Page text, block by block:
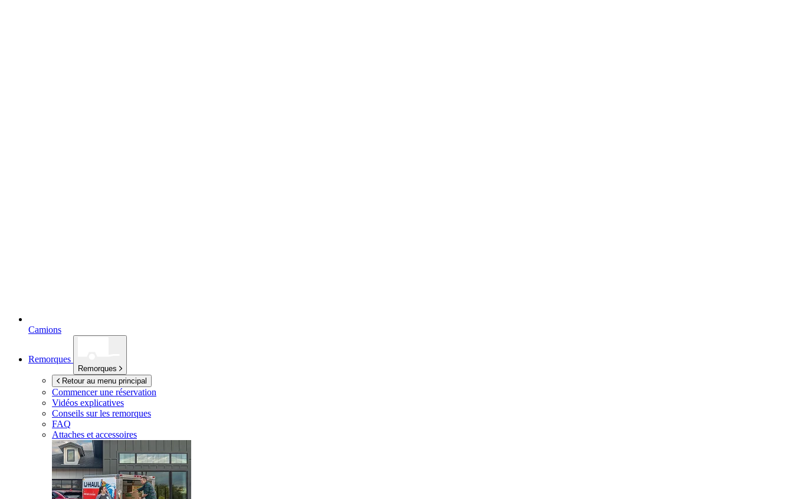
Camions
Remorques
Remorques
Retour au menu principal
Commencer une réservation
Vidéos explicatives
Conseils sur les remorques
FAQ
Attaches et accessoires